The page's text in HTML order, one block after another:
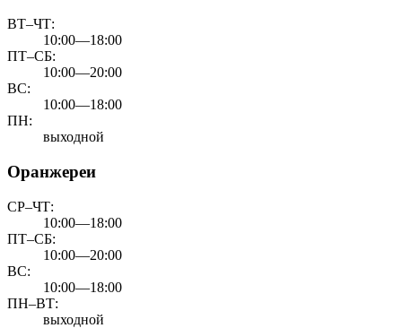
ВТ–ЧТ:
10:00—18:00
ПТ–СБ:
10:00—20:00
ВС:
10:00—18:00
ПН:
выходной
Оранжереи
СР–ЧТ:
10:00—18:00
ПТ–СБ:
10:00—20:00
ВС:
10:00—18:00
ПН–ВТ:
выходной